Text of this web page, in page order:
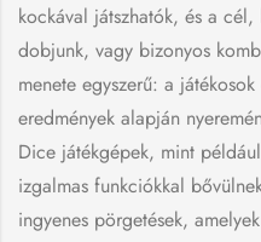
kockával játszhatók, és a
dobjunk, vagy bizonyos
menete egyszerű: a
eredmények alapján
Dice játékgépek, mint
izgalmas funkciókkal
ingyenes pörgetések,